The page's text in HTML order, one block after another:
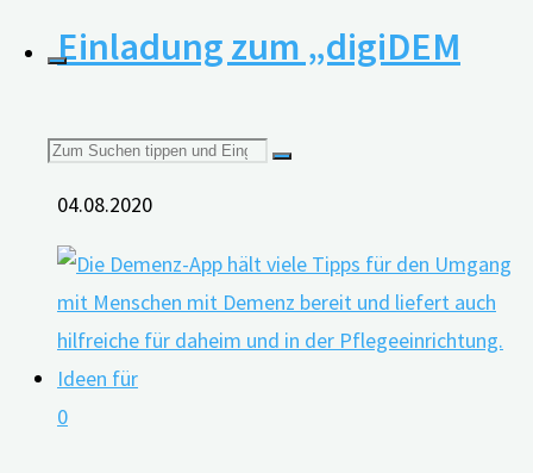
Suchen
nach:
Einladung zum „digiDEM
04.08.2020
0